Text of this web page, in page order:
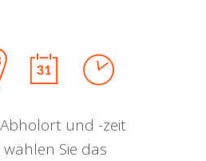
Abholort und -zeit
Sie das